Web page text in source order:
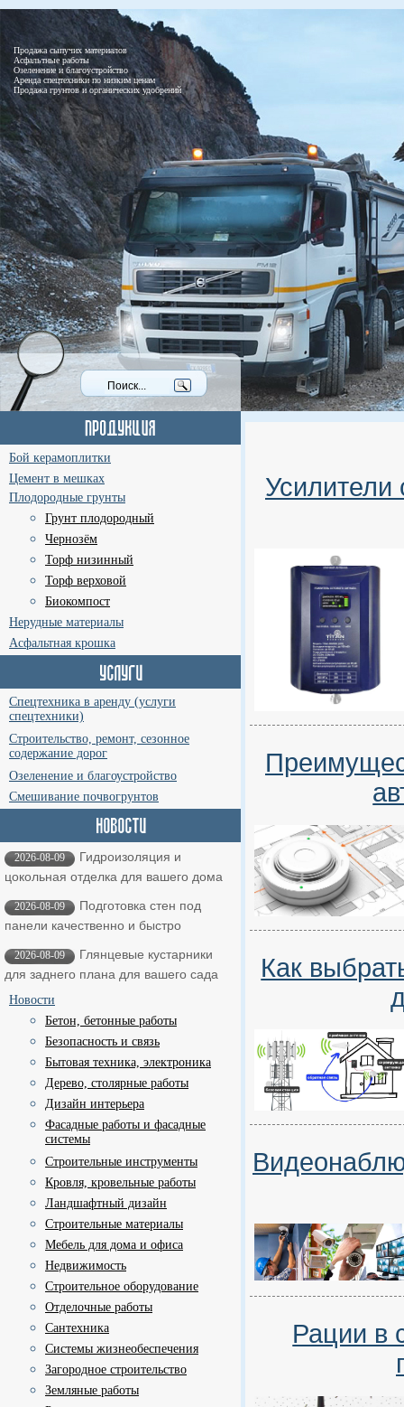
Продажа сыпучих материалов
Асфальтные работы
Озеленение и благоустройство
Аренда спецтехники по низким ценам
Продажа грунтов и органических удобрений
Бой керамоплитки
Цемент в мешках
Плодородные грунты
Грунт плодородный
Чернозём
Торф низинный
Торф верховой
Биокомпост
Нерудные материалы
Асфальтная крошка
Спецтехника в аренду (услуги
спецтехники)
Строительство, ремонт, сезонное
содержание дорог
Озеленение и благоустройство
Смешивание почвогрунтов
2026-08-09
Гидроизоляция и
цокольная отделка для вашего дома
2026-08-09
Подготовка стен под
панели качественно и быстро
2026-08-09
Глянцевые кустарники
для заднего плана для вашего сада
Новости
Бетон, бетонные работы
Безопасность и связь
Бытовая техника, электроника
Дерево, столярные работы
Дизайн интерьера
Фасадные работы и фасадные
системы
Строительные инструменты
Кровля, кровельные работы
Ландшафтный дизайн
Строительные материалы
Мебель для дома и офиса
Недвижимость
Строительное оборудование
Отделочные работы
Сантехника
Системы жизнеобеспечения
Загородное строительство
Земляные работы
Усилители
Как
Рации в